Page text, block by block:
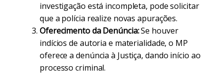
investigação está incompleta, pode solicitar
que a polícia realize novas apurações.
Oferecimento da Denúncia:Se houver
indícios de autoria e materialidade, o MP
oferece a denúncia à Justiça, dando início ao
processo criminal.